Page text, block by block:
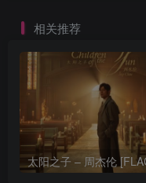
相关推荐